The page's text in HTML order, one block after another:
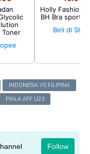
Toner
Holly Fashion♛
BH Bra sport
Beli di
INDONESIA VS FILIPINA
PIALA AFF U23
Follow